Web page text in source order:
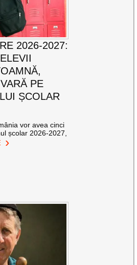
2026-2027:
PE
ȘCOLAR
vor avea cinci
școlar 2026-2027,